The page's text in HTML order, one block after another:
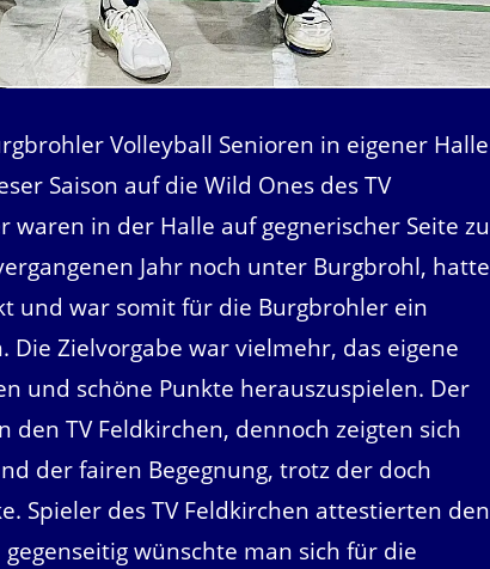
Volleyball Senioren in eigener Halle
Saison auf die Wild Ones des TV
waren in der Halle auf gegnerischer Seite zu
Jahr noch unter Burgbrohl, hatte
und war somit für die Burgbrohler ein
Die Zielvorgabe war vielmehr, das eigene
und schöne Punkte herauszuspielen. Der
TV Feldkirchen, dennoch zeigten sich
der fairen Begegnung, trotz der doch
Spieler des TV Feldkirchen attestierten den
wünschte man sich für die